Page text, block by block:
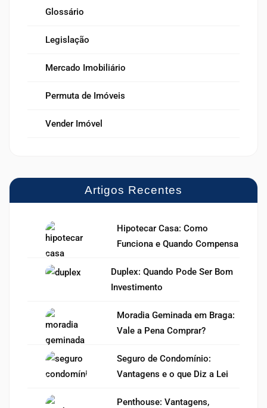
Glossário
Legislação
Mercado Imobiliário
Permuta de Imóveis
Vender Imóvel
Artigos Recentes
Hipotecar Casa: Como
Funciona e Quando Compensa
Duplex: Quando Pode Ser Bom
Investimento
Moradia Geminada em Braga:
Vale a Pena Comprar?
Seguro de Condomínio:
Vantagens e o que Diz a Lei
Penthouse: Vantagens,